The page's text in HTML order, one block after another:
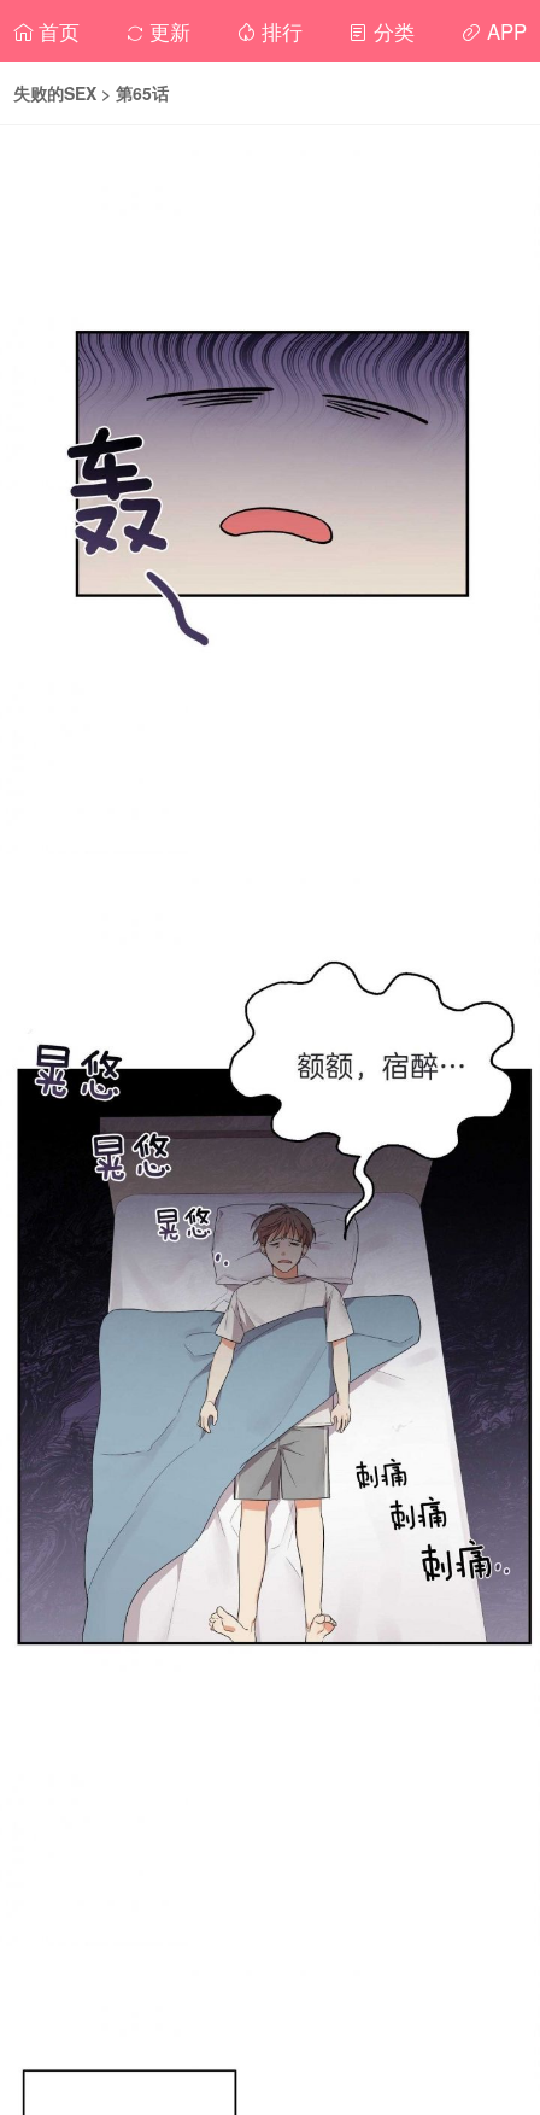
首页 更新 排行 分类 APP
失败的SEX > 第65话